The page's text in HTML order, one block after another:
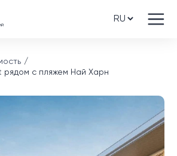
рядом с пляжем Най Харн